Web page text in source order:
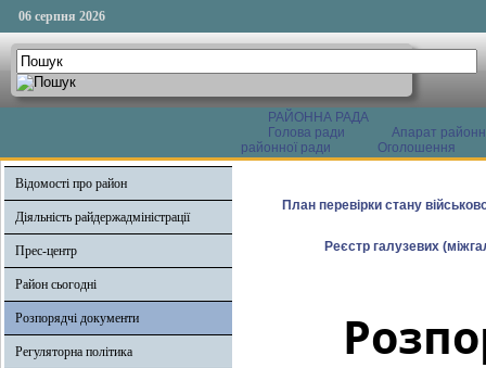
06 серпня 2026
РАЙОННА РАДА
Голова ради
Апарат
районної ради
Оголошення
Відомості про район
Діяльність райдержадміністрації
Прес-центр
Район сьогодні
Розпорядчі документи
Регуляторна політика
План перевірки стану
Реєстр галузевих